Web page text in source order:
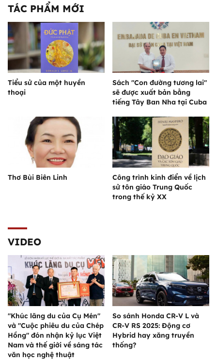
TÁC PHẨM MỚI
Tiểu sử của một huyền
thoại
Sách "Con đường tương lai"
sẽ được xuất bản bằng
tiếng Tây Ban Nha tại Cuba
Thơ Bùi Biên Linh
Công trình kinh điển về lịch
sử tôn giáo Trung Quốc
trong thế kỷ XX
VIDEO
"Khúc lãng du của Cụ Mén"
và "Cuộc phiêu du của Chép
Hồng" đón nhận kỷ lục Việt
Nam và thế giới về sáng tác
văn học nghệ thuật
So sánh Honda CR-V L và
CR-V RS 2025: Động cơ
Hybrid hay xăng truyền
thống?